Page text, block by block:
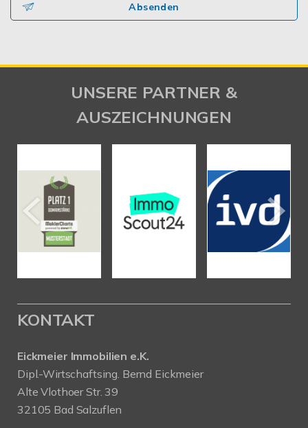
Absenden
UNSERE PARTNER &
AUSZEICHNUNGEN
KONTAKT
Eickmeier Immobilien e.K.
Dipl.-Wirtschaftsing. Bernd Eickmeier
Alte Vlothoer Str. 39
32105 Bad Salzuflen